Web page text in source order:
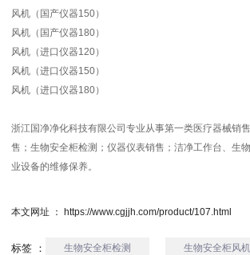
风机（国产仪器150）
风机（国产仪器180）
风机（进口仪器120）
风机（进口仪器150）
风机（进口仪器180）
浙江国净净化科技有限公司专业从事第一类医疗器械销
售； 生物安全柜检测 ；仪器仪表销售；洁净工作台、生
业设备的维修保养。
本文网址 ： https://www.cgjjh.com/product/107.html
标签 ： 生物安全柜检测 生物安全柜风